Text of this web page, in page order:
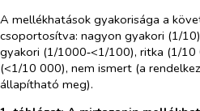
A mellékhatások gyakorisága a
csoportosítva: nagyon gyakori (1/
gyakori (1/1000‑<1/100), ritka (1/
(<1/10 000), nem ismert (a
állapítható meg).